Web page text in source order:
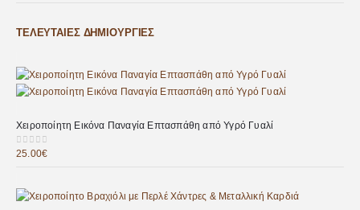
ΤΕΛΕΥΤΑΊΕΣ ΔΗΜΙΟΥΡΓΊΕΣ
Χειροποίητη Εικόνα Παναγία Επτασπάθη από Υγρό Γυαλί
0out of 5
25.00€